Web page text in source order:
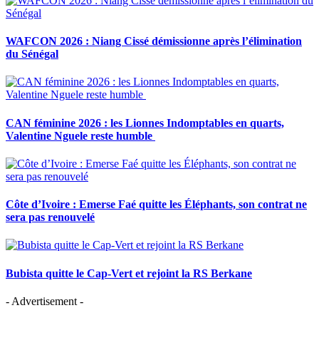
WAFCON 2026 : Niang Cissé démissionne après l’élimination
du Sénégal
CAN féminine 2026 : les Lionnes Indomptables en quarts,
Valentine Nguele reste humble
Côte d’Ivoire : Emerse Faé quitte les Éléphants, son contrat ne
sera pas renouvelé
Bubista quitte le Cap-Vert et rejoint la RS Berkane
- Advertisement -